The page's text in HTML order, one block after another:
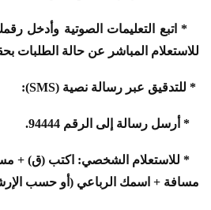
* اتبع التعليمات الصوتية وأدخل
للاستعلام المباشر عن حالة الطلبات
* للتدقيق عبر رسالة نصية (SMS):
* أرسل رسالة إلى الرقم 94444.
* للاستعلام الشخصي: اكتب (ق) +
مسافة + اسمك الرباعي (أو حسب